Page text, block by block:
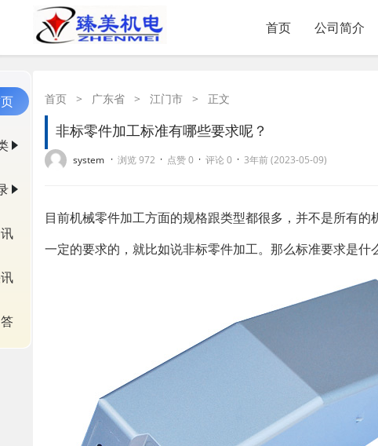
首页 公司简介
首页 > 广东省 > 江门市 > 正文
非标零件加工标准有哪些要求呢？
system · 浏览 972 · 点赞 0 · 评论 0 · 3年前 (2023-05-09)
目前机械零件加工方面的规格跟类型都很多，并不是所有
一定的要求的，就比如说非标零件加工。那么标准要求是什